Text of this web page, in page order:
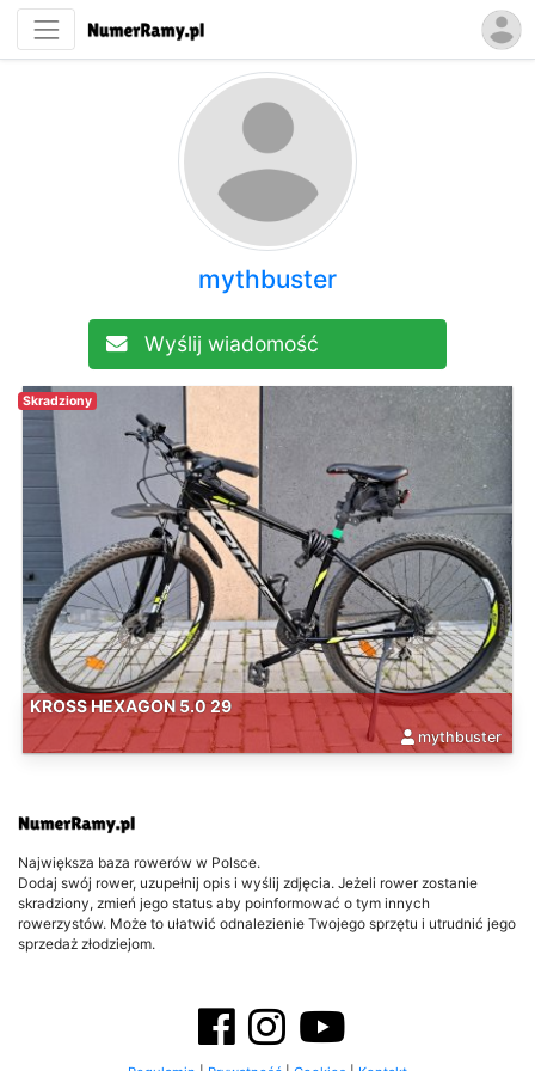
mythbuster
Wyślij wiadomość
Skradziony
KROSS HEXAGON 5.0 29
mythbuster
Największa baza rowerów w Polsce.
Dodaj swój rower, uzupełnij opis i wyślij zdjęcia. Jeżeli rower zostanie
skradziony, zmień jego status aby poinformować o tym innych
rowerzystów. Może to ułatwić odnalezienie Twojego sprzętu i utrudnić jego
sprzedaż złodziejom.